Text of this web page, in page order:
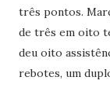
três pontos.
de três em oito
deu oito
rebotes, um